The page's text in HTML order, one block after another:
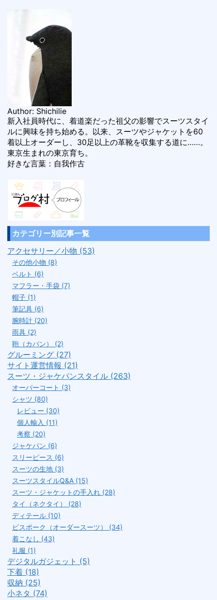
Author: Shichilie
新入社員時代に、着道楽だった祖父の影響でスーツスタイ
ルに興味を持ち始める。以来、スーツやジャケットを60
着以上オーダーし、30足以上の革靴を収集する道に……。
東京生まれの東京育ち。
好きな言葉：自我作古
カテゴリー別記事一覧
アクセサリー／小物 (53)
その他小物 (8)
ベルト (6)
マフラー・手袋 (7)
帽子 (1)
筆記具 (6)
腕時計 (20)
雨具 (2)
鞄（カバン） (2)
グルーミング (27)
サイト運営情報 (21)
スーツ・ジャケパンスタイル (263)
オーバーコート (3)
シャツ (80)
レビュー (30)
個人輸入 (11)
考察 (20)
ジャケパン (6)
スリーピース (6)
スーツの生地 (3)
スーツスタイルQ&A (15)
スーツ・ジャケットの手入れ (28)
タイ（ネクタイ） (28)
ディテール (10)
ビスポーク（オーダースーツ） (34)
着こなし (43)
礼服 (1)
デジタルガジェット (5)
下着 (18)
収納 (25)
小ネタ (74)